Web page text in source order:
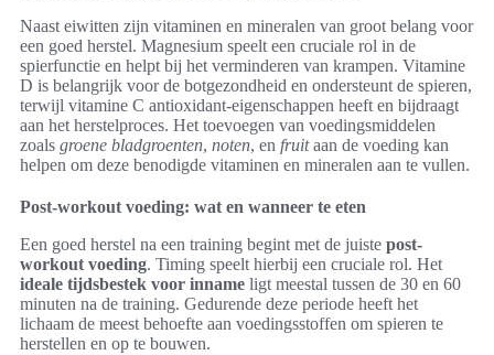
Naast eiwitten zijn vitaminen en mineralen van groot belang voor
een goed herstel. Magnesium speelt een cruciale rol in de
spierfunctie en helpt bij het verminderen van krampen. Vitamine
D is belangrijk voor de botgezondheid en ondersteunt de spieren,
terwijl vitamine C antioxidant-eigenschappen heeft en bijdraagt
aan het herstelproces. Het toevoegen van voedingsmiddelen
zoals groene bladgroenten, noten, en fruitaan de voeding kan
helpen om deze benodigde vitaminen en mineralen aan te vullen.
Post-workout voeding: wat en wanneer te eten
Een goed herstel na een training begint met de juiste post-
workout voeding. Timing speelt hierbij een cruciale rol. Het
ideale tijdsbestek voor inname ligt meestal tussen de 30 en 60
minuten na de training. Gedurende deze periode heeft het
lichaam de meest behoefte aan voedingsstoffen om spieren te
herstellen en op te bouwen.